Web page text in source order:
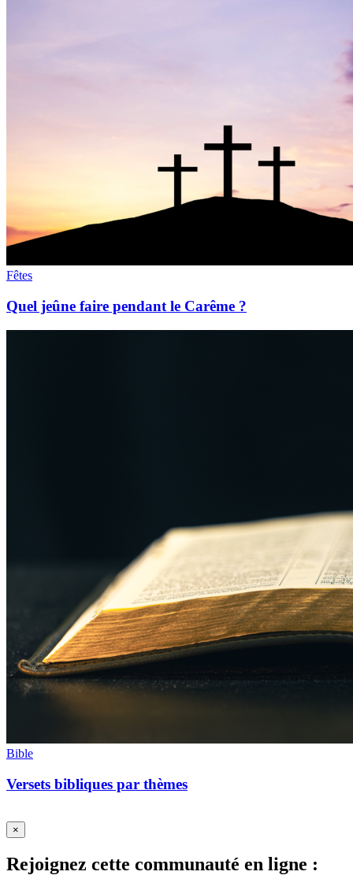
Fêtes
Quel jeûne faire pendant le Carême ?
Bible
Versets bibliques par thèmes
×
Rejoignez cette communauté en ligne :